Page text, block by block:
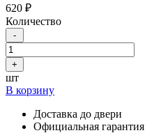
620 ₽
Количество
-
+
шт
В корзину
Доставка до двери
Официальная гарантия